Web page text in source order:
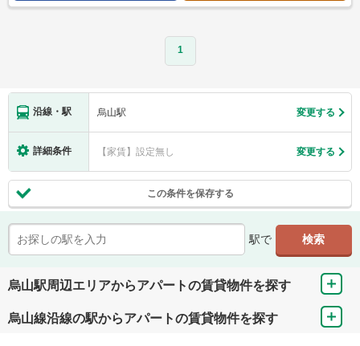
1
沿線・駅 烏山駅 変更する
詳細条件 【家賃】設定無し 変更する
この条件を保存する
駅で
烏山駅周辺エリアからアパートの賃貸物件を探す
烏山線沿線の駅からアパートの賃貸物件を探す